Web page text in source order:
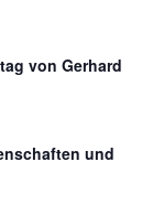
von Gerhard
und